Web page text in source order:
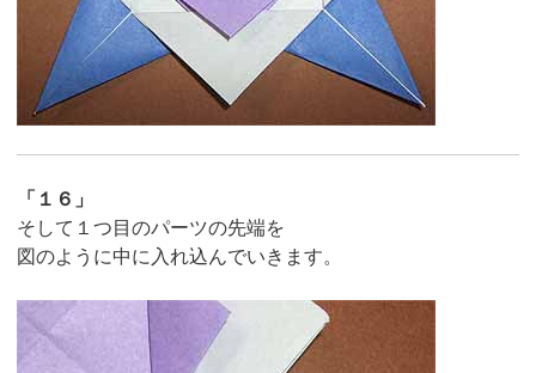
「１６」
そして１つ目のパーツの先端を
図のように中に入れ込んでいきます。